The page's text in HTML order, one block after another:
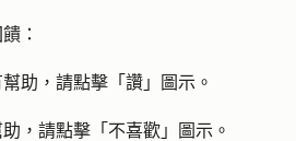
：
助，請點擊「 讚」圖示。
，請點擊「 不喜歡」圖示。